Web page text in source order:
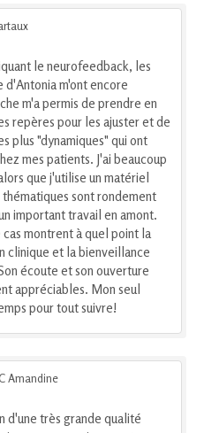
le neurofeedback, les
d'Antonia m'ont encore
m'a permis de prendre en
repères pour les ajuster et de
plus "dynamiques" qui ont
mes patients. J'ai beaucoup
que j'utilise un matériel
sont rondement
important travail en amont.
montrent à quel point la
clinique et la bienveillance
écoute et son ouverture
appréciables. Mon seul
pour tout suivre!
Amandine
d'une très grande qualité